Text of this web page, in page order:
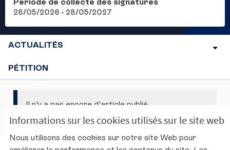
Informations sur les cookies utilisés sur le site web
Nous utilisons des cookies sur notre site Web pour
28/05/2026 - 28/05/2027
ACTUALITÉS
PÉTITION
Il n'y a pas encore d'article publié.